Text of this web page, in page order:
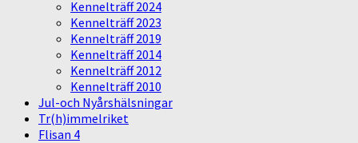
Kennelträff 2024
Kennelträff 2023
Kennelträff 2019
Kennelträff 2014
Kennelträff 2012
Kennelträff 2010
Jul-och Nyårshälsningar
Tr(h)immelriket
Flisan 4